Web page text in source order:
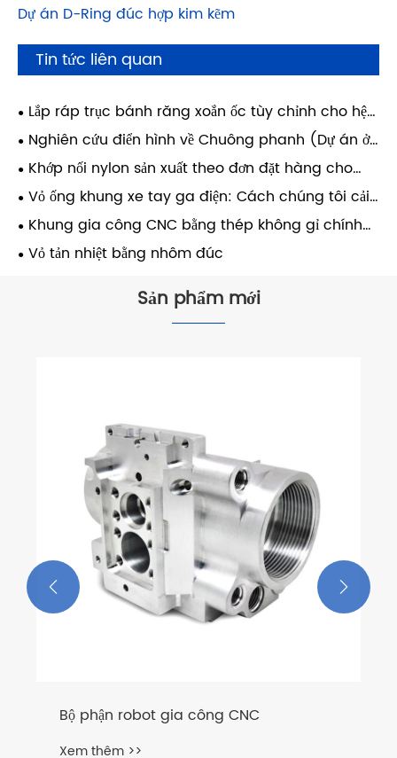
Dự án D-Ring đúc hợp kim kẽm
Tin tức liên quan
Lắp ráp trục bánh răng xoắn ốc tùy chỉnh cho hệ
thống truyền động công nghiệp
Nghiên cứu điển hình về Chuông phanh (Dự án ở
Vương quốc Anh)
Khớp nối nylon sản xuất theo đơn đặt hàng cho
thiết bị đóng gói — Ý
Vỏ ống khung xe tay ga điện: Cách chúng tôi cải
thiện độ bền kết cấu bằng cách sử dụng quy trình
rèn và đúc tích hợp
Khung gia công CNC bằng thép không gỉ chính
xác - Hệ thống tuabin khí
Vỏ tản nhiệt bằng nhôm đúc
Sản phẩm mới
Bộ phận robot gia công CNC
Xem thêm >>
 